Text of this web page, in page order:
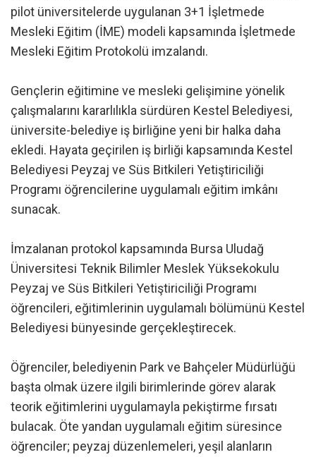
pilot üniversitelerde uygulanan 3+1 İşletmede
Mesleki Eğitim (İME) modeli kapsamında İşletmede
Mesleki Eğitim Protokolü imzalandı.
Gençlerin eğitimine ve mesleki gelişimine yönelik
çalışmalarını kararlılıkla sürdüren Kestel Belediyesi,
üniversite-belediye iş birliğine yeni bir halka daha
ekledi. Hayata geçirilen iş birliği kapsamında Kestel
Belediyesi Peyzaj ve Süs Bitkileri Yetiştiriciliği
Programı öğrencilerine uygulamalı eğitim imkânı
sunacak.
İmzalanan protokol kapsamında Bursa Uludağ
Üniversitesi Teknik Bilimler Meslek Yüksekokulu
Peyzaj ve Süs Bitkileri Yetiştiriciliği Programı
öğrencileri, eğitimlerinin uygulamalı bölümünü Kestel
Belediyesi bünyesinde gerçekleştirecek.
Öğrenciler, belediyenin Park ve Bahçeler Müdürlüğü
başta olmak üzere ilgili birimlerinde görev alarak
teorik eğitimlerini uygulamayla pekiştirme fırsatı
bulacak. Öte yandan uygulamalı eğitim süresince
öğrenciler; peyzaj düzenlemeleri, yeşil alanların